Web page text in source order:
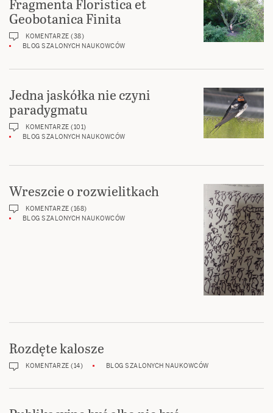
Fragmenta Floristica et
Geobotanica Finita
KOMENTARZE (38)
BLOG SZALONYCH NAUKOWCÓW
Jedna jaskółka nie czyni
paradygmatu
KOMENTARZE (101)
BLOG SZALONYCH NAUKOWCÓW
Wreszcie o rozwielitkach
KOMENTARZE (168)
BLOG SZALONYCH NAUKOWCÓW
Rozdęte kalosze
KOMENTARZE (14) BLOG SZALONYCH NAUKOWCÓW